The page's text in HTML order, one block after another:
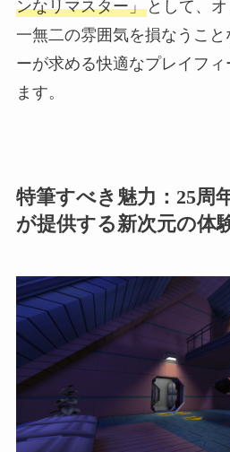
ンなリマスター」として、
一無二の雰囲気を損なうこ
ーが求める快適なプレイフ
ます。
特筆すべき魅力：25周
が提供する新次元の体